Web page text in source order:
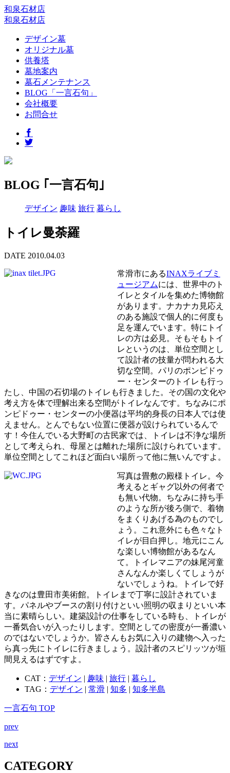
和泉石材店
和泉石材店
デザイン墓
オリジナル墓
供養塔
墓地案内
墓石メンテナンス
BLOG「一言石句」
会社概要
お問合せ
BLOG ｢一言石句｣
デザイン 趣味 旅行 暮らし
トイレ曼荼羅
DATE 2010.04.03
常滑市にあるINAXライブミ
ュージアムには、世界中のト
イレとタイルを集めた博物館
があります。ナカナカ見応え
のある施設で個人的に何度も
足を運んでいます。特にトイ
レの方は必見。そもそもトイ
レというのは、単位空間とし
て設計者の技量が問われる大
切な空間。パリのポンピドゥ
ー・センターのトイレも行っ
たし、中国の石切場のトイレも行きました。その国の文化や
考え方を体で理解出来る空間がトイレなんです。ちなみにポ
ンピドゥー・センターの小便器は平均的身長の日本人では使
えません。とんでもない位置に便器が設けられているんで
す！今住んでいる大野町の古民家では、トイレは不浄な場所
として考えられ、母屋とは離れた場所に設けられています。
単位空間としてこれほど面白い場所って他に無いんですよ。
写真は畳敷の殿様トイレ。今
考えるとギャグ以外の何者で
も無い代物。ちなみに持ち手
のような所が後ろ側で、着物
をまくりあげる為のものでし
ょう。これ意外にも色々なト
イレが目白押し。地元にこん
な楽しい博物館があるなん
て。トイレマニアの妹尾河童
さんなんか楽しくてしょうが
ないでしょうね。トイレで好
きなのは豊田市美術館。トイレまで丁寧に設計されていま
す。パネルやブースの割り付けといい照明の収まりといい本
当に素晴らしい。建築設計の仕事をしている時も、トイレが
一番気合いが入ったりします。空間としての密度が一番濃い
のではないでしょうか。皆さんもお気に入りの建物へ入った
ら真っ先にトイレに行きましょう。設計者のスピリッツが垣
間見えるはずですよ。
CAT： デザイン | 趣味 | 旅行 | 暮らし
TAG： デザイン | 常滑 | 知多 | 知多半島
一言石句 TOP
prev
next
CATEGORY